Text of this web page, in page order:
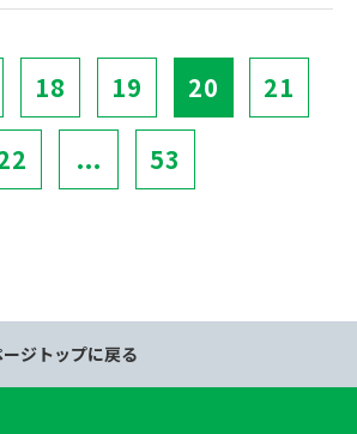
18 19 20 21
... 53
ジトップに戻る